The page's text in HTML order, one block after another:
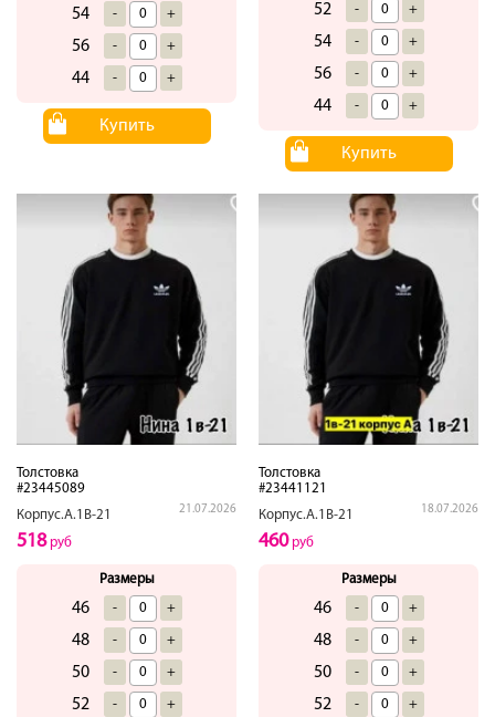
54 - +
56 - +
44 - +
Купить
52 - +
54 - +
56 - +
44 - +
Купить
Толстовка
#23445089
Корпус.А.1В-21
21.07.2026
518руб
Размеры
46 - +
48 - +
50 - +
52 - +
Толстовка
#23441121
Корпус.А.1В-21
18.07.2026
460руб
Размеры
46 - +
48 - +
50 - +
52 - +